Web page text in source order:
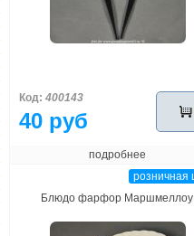
Код: 400143
40 руб
подробнее
розничная
Блюдо фарфор Маршмеллоу